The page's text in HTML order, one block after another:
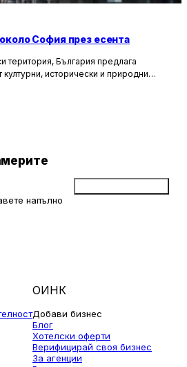
София през есента
територия, България предлага
исторически и природни
напълно
ОИНК
Добави бизнес
Блог
Хотелски оферти
Верифицирай своя бизнес
За агенции